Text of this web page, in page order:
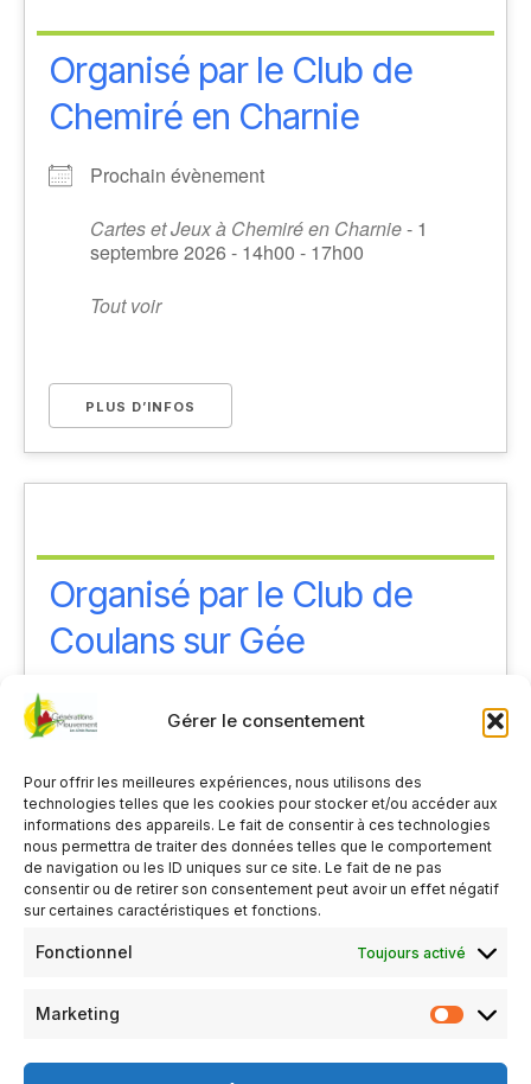
Gérer le consentement
Pour offrir les meilleures expériences, nous utilisons des
technologies telles que les cookies pour stocker et/ou accéder aux
informations des appareils. Le fait de consentir à ces technologies
nous permettra de traiter des données telles que le comportement
de navigation ou les ID uniques sur ce site. Le fait de ne pas
consentir ou de retirer son consentement peut avoir un effet négatif
sur certaines caractéristiques et fonctions.
Fonctionnel Toujours activé
Marketing
Organisé par le Club de
Chemiré en Charnie
Prochain évènement
Cartes et Jeux à Chemiré en Charnie- 1
septembre 2026 - 14h00 - 17h00
Tout voir
PLUS D’INFOS
Organisé par le Club de
Coulans sur Gée
2026 - 0h00
Tout voir